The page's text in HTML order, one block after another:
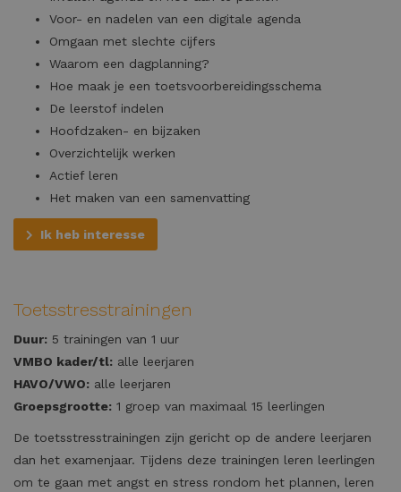
Voor- en nadelen van een digitale agenda
Omgaan met slechte cijfers
Waarom een dagplanning?
Hoe maak je een toetsvoorbereidingsschema
De leerstof indelen
Hoofdzaken- en bijzaken
Overzichtelijk werken
Actief leren
Het maken van een samenvatting
Ik heb interesse
Toetsstresstrainingen
Duur: 5 trainingen van 1 uur
VMBO kader/tl: alle leerjaren
HAVO/VWO: alle leerjaren
Groepsgrootte: 1 groep van maximaal 15 leerlingen
De toetsstresstrainingen zijn gericht op de andere leerjaren
dan het examenjaar. Tijdens deze trainingen leren leerlingen
om te gaan met angst en stress rondom het plannen, leren